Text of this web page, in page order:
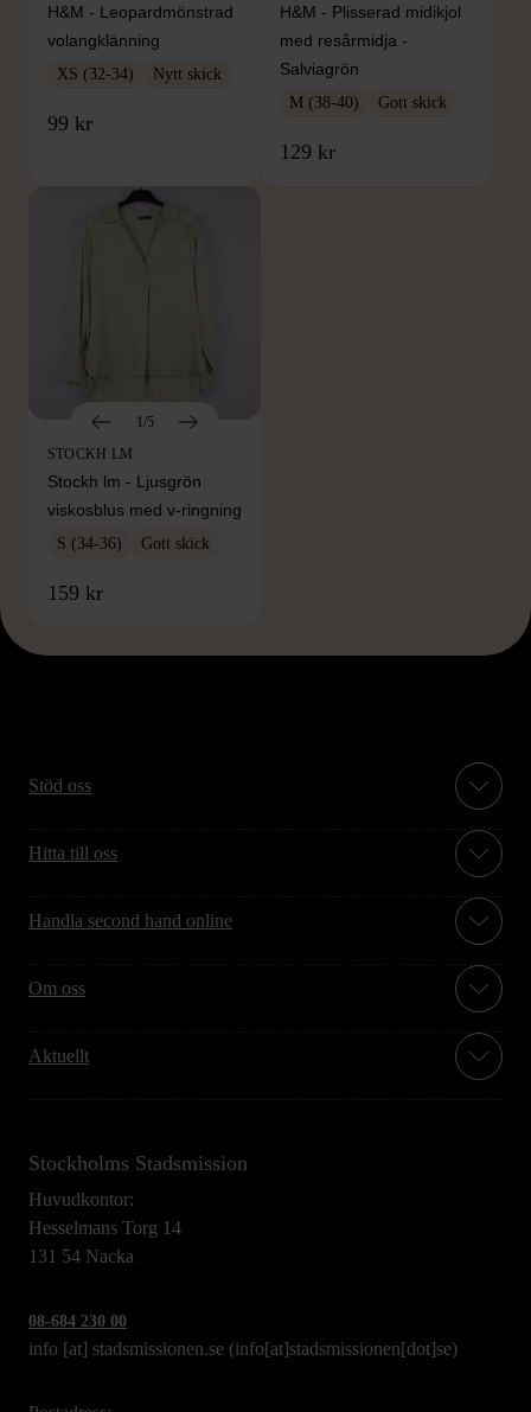
H&M - Leopardmönstrad
volangklänning
XS (32-34) Nytt skick
99 kr
H&M - Plisserad midikjol
med resårmidja -
Salviagrön
M (38-40) Gott skick
129 kr
1/5
STOCKH LM
Stockh lm - Ljusgrön
viskosblus med v-ringning
S (34-36) Gott skick
159 kr
Stöd oss
Hitta till oss
Handla second hand online
Om oss
Aktuellt
Stockholms Stadsmission
Huvudkontor:
Hesselmans Torg 14
131 54 Nacka
08-684 230 00
info [at] stadsmissionen.se (info[at]stadsmissionen[dot]se)